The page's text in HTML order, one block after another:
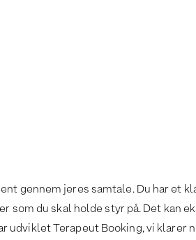
gennem jeres samtale. Du har
som du skal holde styr på. Det kan
udviklet Terapeut Booking, vi